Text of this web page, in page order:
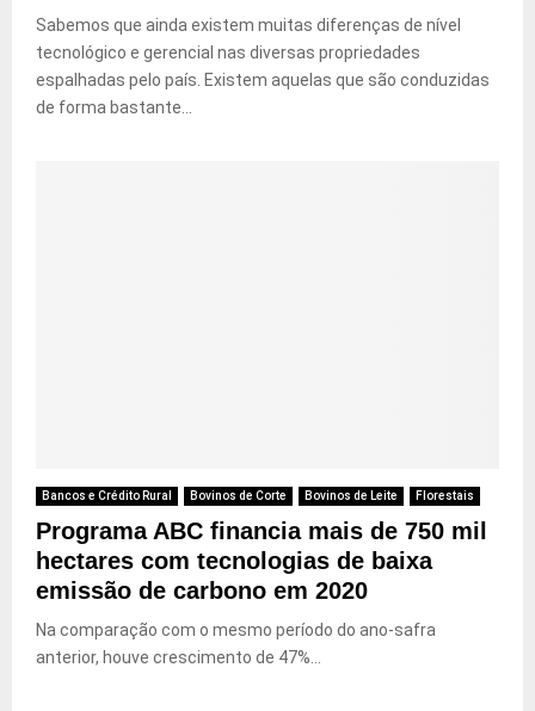
Sabemos que ainda existem muitas diferenças de nível
tecnológico e gerencial nas diversas propriedades
espalhadas pelo país. Existem aquelas que são conduzidas
de forma bastante...
Bancos e Crédito Rural Bovinos de Corte Bovinos de Leite Florestais
Programa ABC financia mais de 750 mil
hectares com tecnologias de baixa
emissão de carbono em 2020
Na comparação com o mesmo período do ano-safra
anterior, houve crescimento de 47%...